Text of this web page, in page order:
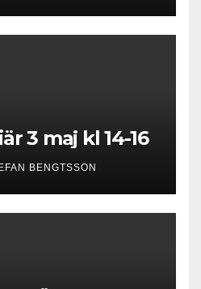
3 maj kl 14-16
BENGTSSON